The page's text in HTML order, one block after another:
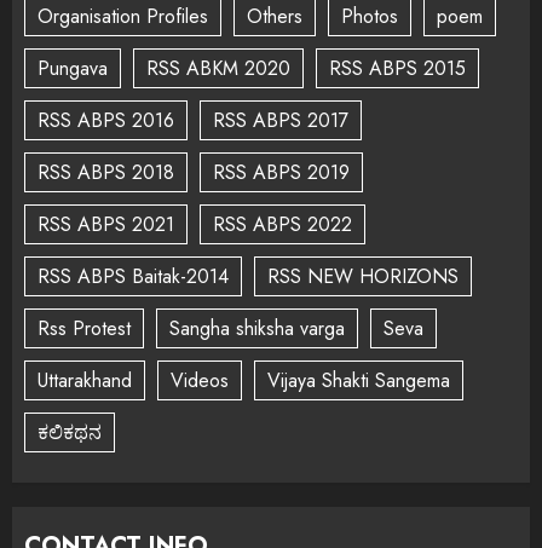
Organisation Profiles
Others Photos
poem
Pungava
RSS ABKM 2020
RSS ABPS 2015
RSS ABPS 2016
RSS ABPS 2017
RSS ABPS 2018
RSS ABPS 2019
RSS ABPS 2021
RSS ABPS 2022
RSS ABPS Baitak-2014
RSS NEW HORIZONS
Rss Protest
Sangha shiksha varga
Seva
Uttarakhand
Videos
Vijaya Shakti Sangema
ಕಲಿಕಥನ